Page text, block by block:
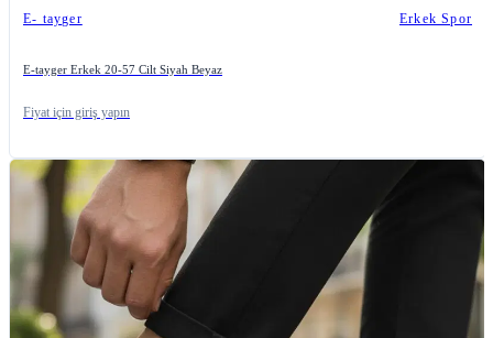
E- tayger Erkek Spor
E-tayger Erkek 20-57 Cilt Siyah Beyaz
Fiyat için giriş yapın